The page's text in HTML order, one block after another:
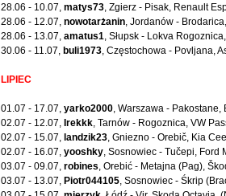
28.06 - 10.07,matys73 , Zgierz - Pisak, Renault
28.06 - 12.07,nowotarżanin , Jordanów -
28.06 - 13.07,amatus1 , Słupsk - Lokva
30.06 - 11.07,buli1973 , Częstochowa - Povljana,
LIPIEC
01.07 - 17.07,yarko2000 , Warszawa - Pakostane,
02.07 - 12.07,Irekkk , Tarnów - Rogoznica, VW
02.07 - 15.07,landzik23 , Gniezno - Orebič, Kia
02.07 - 16.07,yooshky , Sosnowiec - Tučepi,
03.07 - 09.07,robines , Orebić - Metajna (Pag),
03.07 - 13.07,Piotr044105 , Sosnowiec - Śkrip